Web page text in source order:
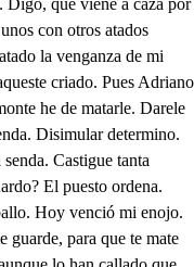
temor para dejar de lucir. Mas confiesa la verdad, viendo que Cristo padece, y en cada luz que escurece pregona su eternidad. Pues si este Dios ultrajado por nuestra eterna salud, pudo en su misma virtud dejar al Sol eclipsado. Si tu Fe este bien merece, dime que poder tendrá si resucitado esta quién muriendo le escurece? A estas flores (dueño mío) blancas, azules, y rojas, que en las conchas de sus hojas beben al Alba el rocío, les dice esa luz vestida de resplandores tan claros, mirad que salgo a avisaros que debéis a Dios la vida. Y ellas que aliento reciben con cada nuevo arrebol, pasan más allá del Sol a confesar por quien viven. Dos hijos por prendas bellas de nuestro amor nos ha dado el Dios que yo he confesado, Dios del Sol, y las Estrellas. Advierte el bien de los dos, que sobre esas luces puras ofrece glorias seguras a quien le confiesa Dios. Confesarle, es merecer; sin fe, quién podrá gozar? La escala para alcanzar es comenzar a creer. Bienes ofreciendo estas eternos; pues dile aquí que me dé algunos a mí, por señal de los demás: que si estriba el merecer en llegarle a confesar, dile que me empiece a dar, y le empezaré a creer. Y pues tiene el bien sobrado, haganos bien a los dos, o pensaré que no es Dios quien se paga adelantado. Si en esos Cielos serenos tanto bien tu Dios guardó, para que aguarda que yo le pida, teniendo menos? Sabes que vengo a creer? Que tu Dios quiere sacar de lo que yo le he dar el bien que me ha de volver; conque la verdad infiero que necesita de mí, pues esta aguardando aquí a que yo le dé primero. Y si se compra el tesoro de los Cielos, con la Fe, con ella lo compraré de los Dioses que yo adoro. Perdone lo entretenido, porque en semejantes casos desterrar lo lastimoso fuera descortés agravio. Pierda el gracejo la voz, que fuera necio embarazo, cuando el dolor los ocupa que tropezara en los labios. Tus campos señor, o Cielos! si dividio vuestra mano la tierra del fuego, como son un elemento entrambos? Todos talados se miran al incendio de los rayos, pues con mayor monarquía el fuego en su Globo cuarto, que con tirano poder quiere elementos vasallos. Bajo a llevarse la sierra, y temiendo lo pesado, la ha reducido en pavesas, para que suba volando: tan polvo, y cehiza son, señor tus mieses, y campos, que es un dolor cada espiga, y una mememoria cada árbol. A los cuartos de tus casas, de Troya ardientes a magos, por huéspedes de apolento Salemandras les echaron. En los cedros olorosos, de tantos techos dorados, pudiera el Fénix caduco hallar últimos descansos. Mas aunque viviera el Fénix, solo pudieran hallarlo en la invencible paciencia con que tú me has escuchado. Y mis hijos? . Los pastores del incendio los sacaron, por dar a entender los cielos, que hay en desdichas milagros. Muda me tiene el dolor. Toma Julio, que regalos de Dios, se han de agradecer con las obras de sus manos; todo es de Dios, todo es suyo. Mira que soy tu criado, y nací para servirte. Pues esa lealtad te pago, con albricias de que Dios se acuerda de mí. Sitanto valor te dan las desdichas, corazón tienes bizarro para provar un donaire por falsa de tus trabajos. Perdiósele a un labrador toda la cosacha un año, y por consuelo un amigo le dijo, advertid fulano, que Dios se acuerda debos: y respondió despechado, en otra vez que se acuerde quedo destruido. Alabo el donaire, más condeno los pensamientos tan bajos, de quien tesoros divinos los busca en bienes humanos. Hay semejante locura! cuando tu Dios te ha quitado tantos bienes aún te excusas de la ocasión de llorarlos? Señor, lo que dejo el fuego no fue piedad, fue cuidado, pues pasando por el aire dio veneno a sus espacios. Tan inficionado queda, que parecen tus ganados. que respiran basiliscos, y todos se están mirando. Tan inmóviles los vimos, que presumen los collados para preciarse de montes, que son los toros peñascos. Tus blancas ovejas, siendo pura nieve por lo helado, aún no la derrite el Sol, porque ya la nieve es mármol. La que los cristales bebe, siendo las aguas contagio, por duro cristal de roca, ven